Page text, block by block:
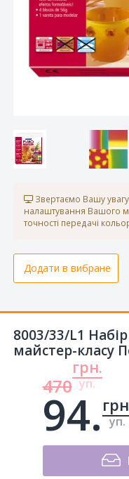
Звертаємо Вашу
налаштування Вашого
точності передачі
Додати в вибране
8003/33/L1
майстер-класу
470
грн.
уп.
94. уп.